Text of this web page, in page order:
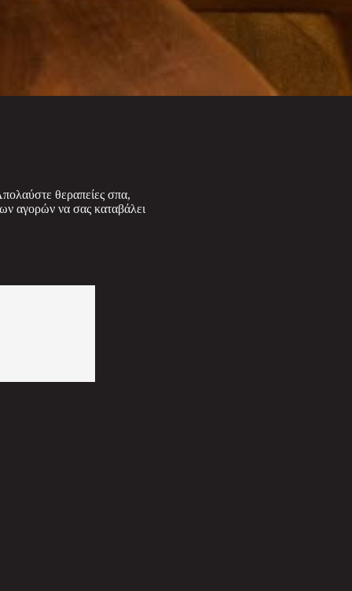
θεραπείες σπα,
αγορών να σας καταβάλει